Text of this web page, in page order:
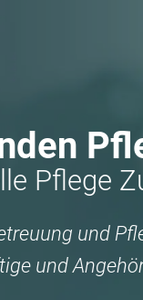
Pflege
und
und